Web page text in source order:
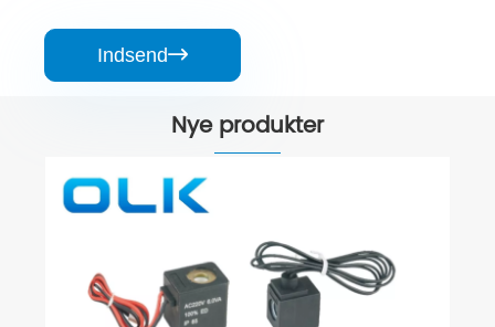
Indsend
Nye produkter
Se mere >>